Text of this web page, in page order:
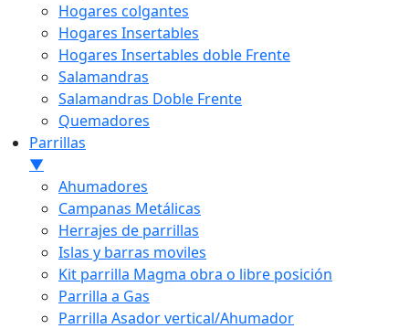
Hogares colgantes
Hogares Insertables
Hogares Insertables doble Frente
Salamandras
Salamandras Doble Frente
Quemadores
Parrillas
▼
Ahumadores
Campanas Metálicas
Herrajes de parrillas
Islas y barras moviles
Kit parrilla Magma obra o libre posición
Parrilla a Gas
Parrilla Asador vertical/Ahumador